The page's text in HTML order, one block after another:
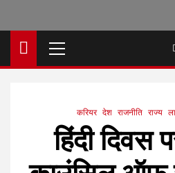
Menu
करियर देश राजनीति राज्य
हिंदी दिवस